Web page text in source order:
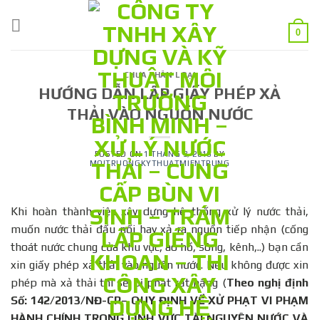
0
CHƯA PHÂN LOẠI
HƯỚNG DẪN LẬP GIẤY PHÉP XẢ
THẢI VÀO NGUỒN NƯỚC
POSTED ON 1 THÁNG 3, 2016 BY
MOITRUONGKYTHUATMIENTRUNG
Khi hoàn thành việc xây dựng hệ thống xử lý nước thải,
muốn nước thải đấu nối hay xả ra nguồn tiếp nhận (cống
thoát nước chung của khu vực, ao hồ, sông, kênh,..) bạn cần
xin giấy phép xả thải vào nguồn nước. Nếu không được xin
phép mà xả thải thì sẽ bị phạt rất nặng (Theo nghị định
Số: 142/2013/NĐ-CP–QUY ĐỊNH VỀ XỬ PHẠT VI PHẠM